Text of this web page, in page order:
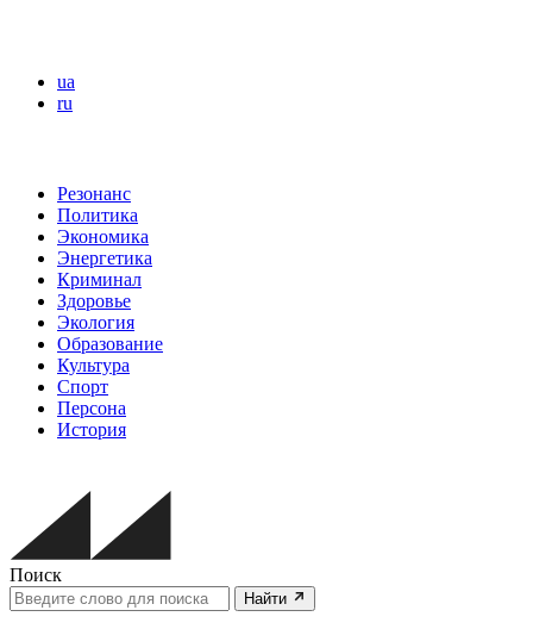
ua
ru
Резонанс
Политика
Экономика
Энергетика
Криминал
Здоровье
Экология
Образование
Культура
Спорт
Персона
История
Поиск
Найти